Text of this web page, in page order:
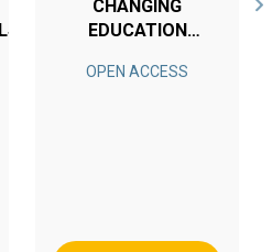
CHANGING
EDUCATION
DEVELOPING
OPEN ACCESS